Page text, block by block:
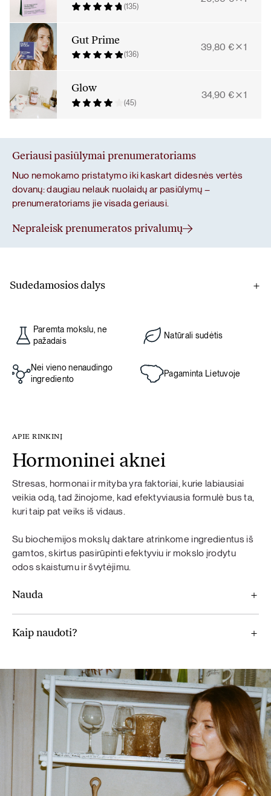
(135)
Gut Prime
(136)
39,80 € 1
Glow
(45)
34,90 € 1
Geriausi pasiūlymai prenumeratoriams
Nuo nemokamo pristatymo iki kaskart didesnės vertės
dovanų: daugiau nelauk nuolaidų ar pasiūlymų –
prenumeratoriams jie visada geriausi.
Nepraleisk prenumeratos privalumų
Sudedamosios dalys
L-glutaminas, paprastųjų mėlynių uogų milteliai, glicinas,
coagulans 6×109 (2 milijardai vienoje porcijoje),
arabinogalaktano iš europinių maumedžių šerdies milteliai,
Maisto papildas. Jei vartojate vaistus, prieš naudojimą
pasitarkite su gydytoju. Nevartoti jaunesniems nei 18 metų
vaikams, besilaukiančioms ir žindančioms moterims. Maisto
mityba bei sveikas gyvenimo būdas. Neviršykite nustatytos
rekomenduojamos dozės.
sėmenys, brokoliai, topinambai, mėta, paprastųjų mėlynių
uogų milteliai, vaistinių ramunėlių (Chamomilla recutita)
ekstraktas, artišokų ekstraktas (Cynara Scolymus),
vitaminas B6, tikrųjų alavijų minkštimo milteliai.
Glow
Paremta mokslu, ne
pažadais
Natūrali sudėtis
Nei vieno nenaudingo
ingrediento
Pagaminta Lietuvoje
APIE RINKINĮ
Hormoninei aknei
Stresas, hormonai ir mityba yra faktoriai, kurie labiausiai
veikia odą, tad žinojome, kad efektyviausia formulė bus ta,
kuri taip pat veiks iš vidaus.
Su biochemijos mokslų daktare atrinkome ingredientus iš
gamtos, skirtus pasirūpinti efektyviu ir mokslo įrodytu
odos skaistumu ir švytėjimu.
Nauda
Kaip naudoti?